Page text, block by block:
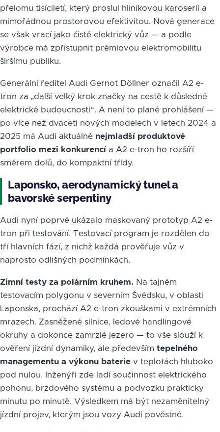
přelomu tisíciletí, který proslul hliníkovou karoserií a
mimořádnou prostorovou efektivitou. Nová generace
se však vrací jako čistě elektrický vůz — a podle
výrobce má zpřístupnit prémiovou elektromobilitu
širšímu publiku.
Generální ředitel Audi Gernot Döllner označil A2 e-
tron za „další velký krok značky na cestě k důsledně
elektrické budoucnosti“. A není to plané prohlášení —
po více než dvaceti nových modelech v letech 2024 a
2025 má Audi aktuálně nejmladší produktové
portfolio mezi konkurencí a A2 e-tron ho rozšíří
směrem dolů, do kompaktní třídy.
Laponsko, aerodynamický tunel a
bavorské serpentiny
Audi nyní poprvé ukázalo maskovaný prototyp A2 e-
tron při testování. Testovací program je rozdělen do
tří hlavních fází, z nichž každá prověřuje vůz v
naprosto odlišných podmínkách.
Zimní testy za polárním kruhem. Na tajném
testovacím polygonu v severním Švédsku, v oblasti
Laponska, prochází A2 e-tron zkouškami v extrémních
mrazech. Zasněžené silnice, ledové handlingové
okruhy a dokonce zamrzlé jezero — to vše slouží k
ověření jízdní dynamiky, ale především tepelného
managementu a výkonu baterie v teplotách hluboko
pod nulou. Inženýři zde ladí součinnost elektrického
pohonu, brzdového systému a podvozku prakticky
minutu po minutě. Výsledkem má být nezaměnitelný
jízdní projev, kterým jsou vozy Audi pověstné.